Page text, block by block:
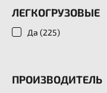
ЛЕГКОГРУЗОВЫЕ
Да (225)
ПРОИЗВОДИТЕЛЬ